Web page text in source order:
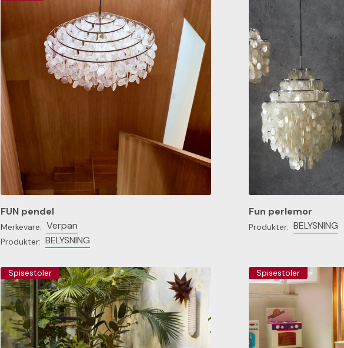
FUN pendel
Merkevare: Verpan
Produkter: BELYSNING
Fun perlemor
Produkter: BELYSNING
Spisestoler Spisestoler